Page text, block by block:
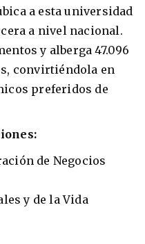
a esta universidad
a nivel nacional.
y alberga 47.096
convirtiéndola en
preferidos de
de Negocios
y de la Vida